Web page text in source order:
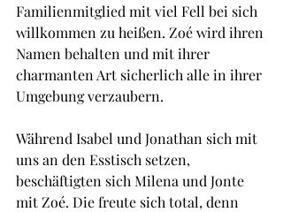
Familienmitglied mit viel Fell bei sich
willkommen zu heißen. Zoé wird ihren
Namen behalten und mit ihrer
charmanten Art sicherlich alle in ihrer
Umgebung verzaubern.
Während Isabel und Jonathan sich mit
uns an den Esstisch setzen,
beschäftigten sich Milena und Jonte
mit Zoé. Die freute sich total, denn